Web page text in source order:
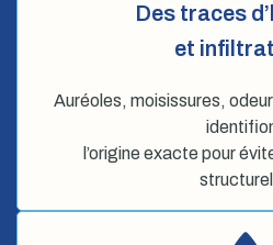
Des traces
et
Auréoles, moisissures,
l’origine exacte pour